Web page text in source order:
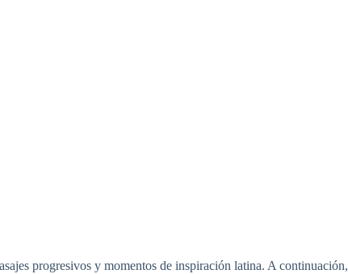
progresivos y momentos de inspiración latina. A continuación,